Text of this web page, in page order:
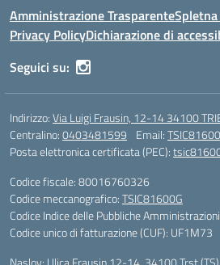
Amministrazione Trasparente
Privacy PolicyDichiarazione di
Seguici su:
Indirizzo:Via Luigi Frausin, 12-14 34100
Centralino:0403481599 Email:
Posta elettronica certificata (PEC):
Codice fiscale: 80016760326
Codice meccanografico:TSIC81600G
Codice Indice delle Pubbliche
Codice unico di fatturazione (CUF): UF1M73